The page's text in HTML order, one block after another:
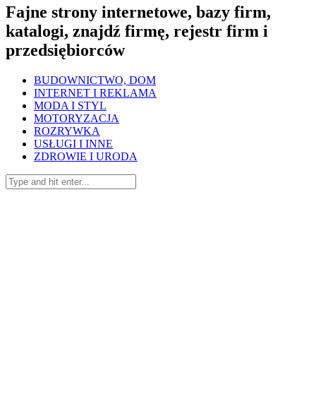
Fajne strony internetowe, bazy firm,
katalogi, znajdź firmę, rejestr firm i
przedsiębiorców
BUDOWNICTWO, DOM
INTERNET I REKLAMA
MODA I STYL
MOTORYZACJA
ROZRYWKA
USŁUGI I INNE
ZDROWIE I URODA